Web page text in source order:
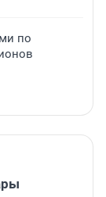
по